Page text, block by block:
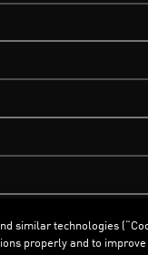
similar technologies
properly and to